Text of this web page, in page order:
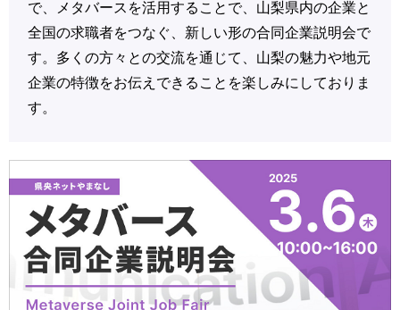
で、メタバースを活用することで、山梨県内の企業と
全国の求職者をつなぐ、新しい形の合同企業説明会で
す。多くの方々との交流を通じて、山梨の魅力や地元
企業の特徴をお伝えできることを楽しみにしておりま
す。